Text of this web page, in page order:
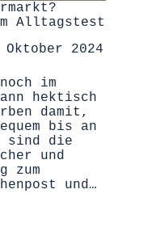
Alltagstest
2024
im
hektisch
damit,
bis an
sind die
und
zum
und…